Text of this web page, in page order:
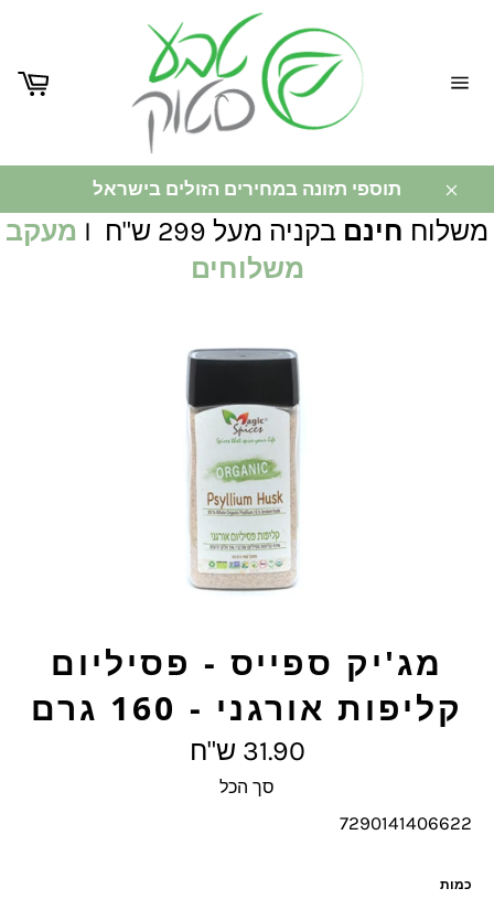
תוספי תזונה במחירים הזולים בישראל
משלוח חינם בקניה מעל 299 ש"ח I
מעקב
משלוחים
מג'יק ספייס - פסיליום
קליפות אורגני - 160 גרם
מחיר
מלא
31.90 ש"ח
סך הכל
7290141406622
כמות